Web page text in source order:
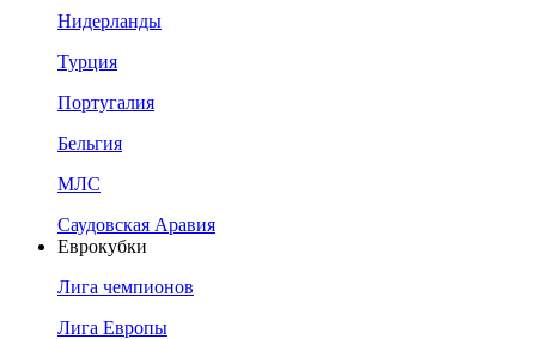
Нидерланды
Турция
Португалия
Бельгия
МЛС
Саудовская Аравия
Еврокубки
Лига чемпионов
Лига Европы